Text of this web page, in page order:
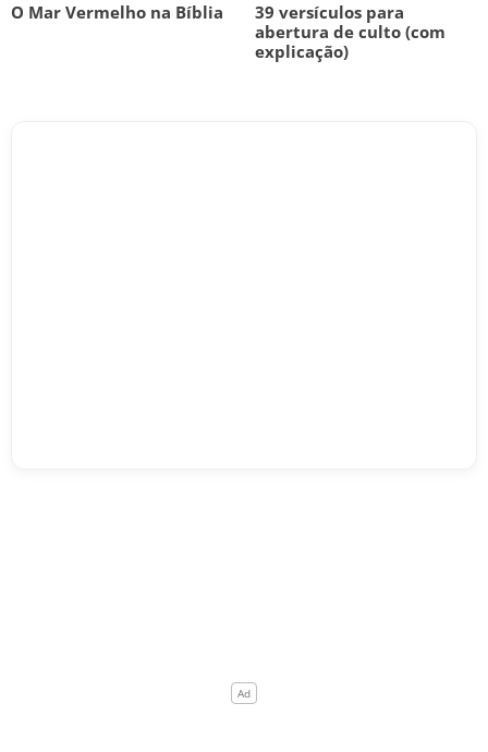
O Mar Vermelho na Bíblia
39 versículos para
abertura de culto (com
explicação)